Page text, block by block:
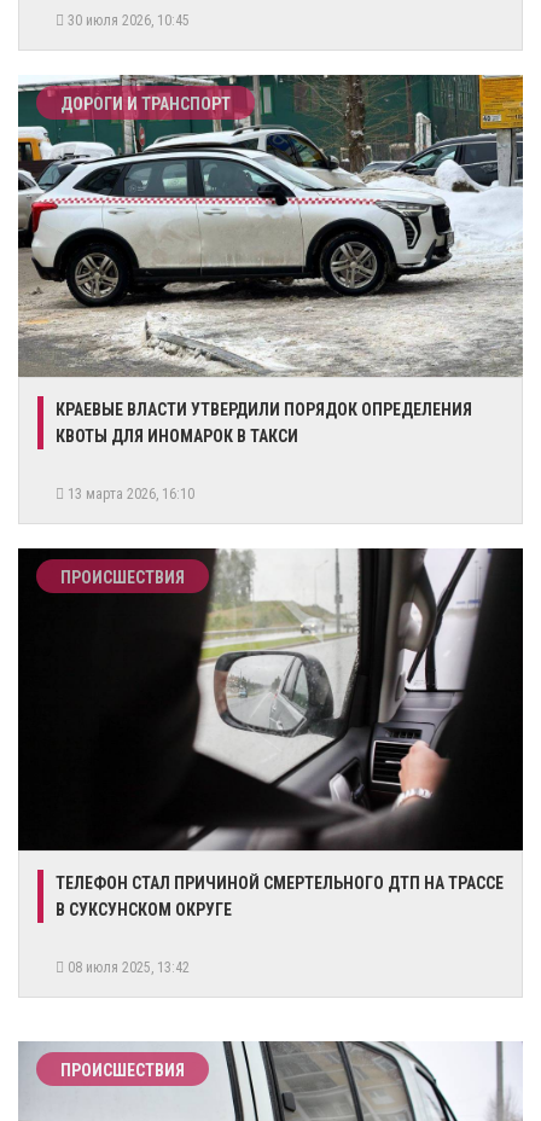
30 июля 2026, 10:45
ДОРОГИ И ТРАНСПОРТ
КРАЕВЫЕ ВЛАСТИ УТВЕРДИЛИ ПОРЯДОК ОПРЕДЕЛЕНИЯ
КВОТЫ ДЛЯ ИНОМАРОК В ТАКСИ
13 марта 2026, 16:10
ПРОИСШЕСТВИЯ
ТЕЛЕФОН СТАЛ ПРИЧИНОЙ СМЕРТЕЛЬНОГО ДТП НА ТРАССЕ
В СУКСУНСКОМ ОКРУГЕ
08 июля 2025, 13:42
ПРОИСШЕСТВИЯ